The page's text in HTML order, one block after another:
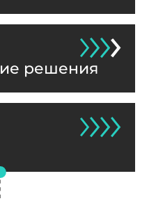
решения